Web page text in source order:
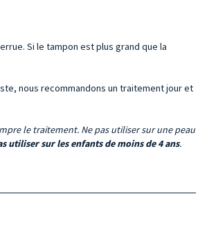
Si le tampon est plus grand que la
nous recommandons un traitement jour et
le traitement. Ne pas utiliser sur une peau
utiliser sur les enfants de moins de 4 ans.